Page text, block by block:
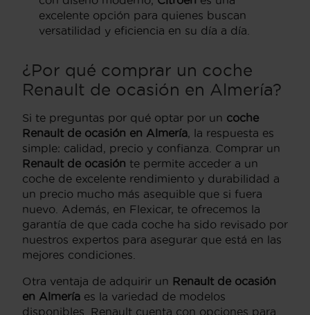
excelente opción para quienes buscan
versatilidad y eficiencia en su día a día.
¿Por qué comprar un coche
Renault de ocasión en Almería?
Si te preguntas por qué optar por un coche
Renault de ocasión en Almería , la respuesta es
simple: calidad, precio y confianza. Comprar un
Renault de ocasión te permite acceder a un
coche de excelente rendimiento y durabilidad a
un precio mucho más asequible que si fuera
nuevo. Además, en Flexicar, te ofrecemos la
garantía de que cada coche ha sido revisado por
nuestros expertos para asegurar que está en las
mejores condiciones.
Otra ventaja de adquirir un Renault de ocasión
en Almería es la variedad de modelos
disponibles. Renault cuenta con opciones para